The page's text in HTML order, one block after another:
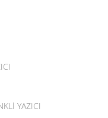
YAZICI